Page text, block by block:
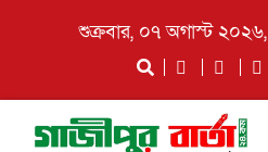
শুক্রবার, ০৭ অগাস্ট